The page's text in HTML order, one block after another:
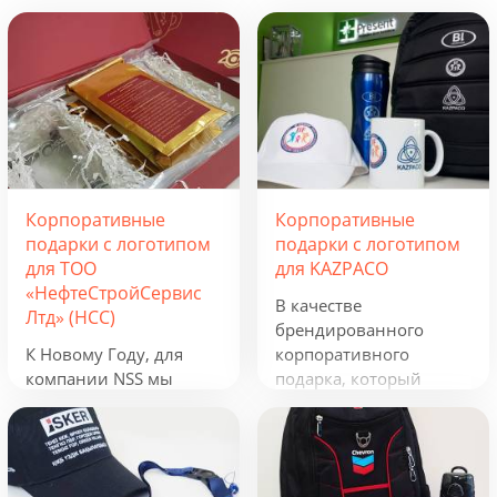
Корпоративные
подарки с логотипом
для ТОО
«НефтеСтройСервис
Лтд» (НСС)
К Новому Году, для
компании NSS мы
разработали
креативную подборку
из наборов «Кофеист»,
«Christmas Sky» и
Корпоративные
подарки с логотипом
для KAZPACO
В качестве
брендированного
корпоративного
подарка, который
можно использовать в
течение всего года, мы
предложили набор из
рюкзака, фонарика,